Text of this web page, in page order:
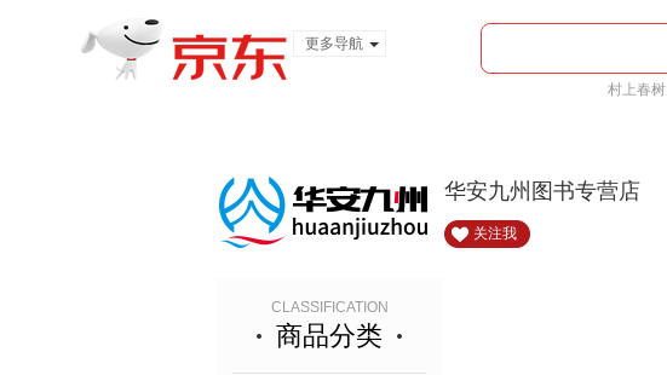
更多导航
村上春树
华安九州图书专营店
关注我
CLASSIFICATION
商品分类